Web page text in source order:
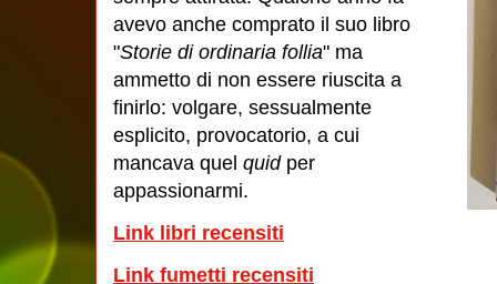
avevo anche comprato il suo libro
"Storie di ordinaria follia" ma
ammetto di non essere riuscita a
finirlo: volgare, sessualmente
esplicito, provocatorio, a cui
mancava quel quid per
appassionarmi.
Link libri recensiti
Link fumetti recensiti